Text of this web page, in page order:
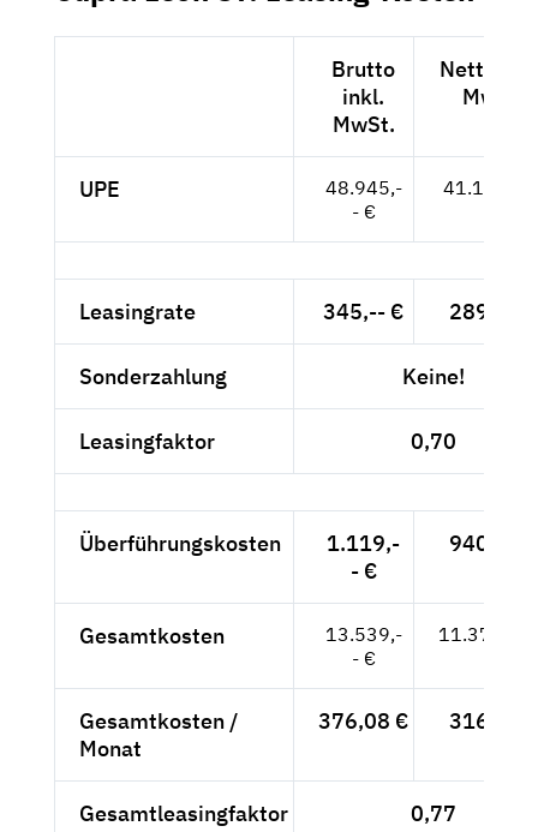
Brutto
inkl.
MwSt.
Netto
MwSt.
UPE
48.945,-
- €
41.130,--
Leasingrate 345,-- € 289,92 €
Sonderzahlung Keine!
Leasingfaktor 0,70
Überführungskosten
1.119,-
- €
940,34 €
Gesamtkosten
13.539,-
- €
11.377,31
Gesamtkosten /
Monat
376,08 € 316,04 €
Gesamtleasingfaktor 0,77